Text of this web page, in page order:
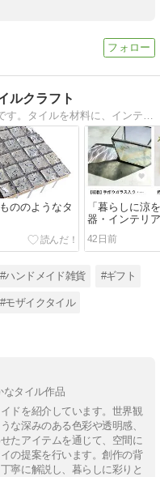
ルクラフト
ののようなタ
「暮らしに涼
器・インテリ
42日前
#ハンドメイド雑貨 #ギフト
#モザイクタイル
なタイル作品
ドを紹介しています。世界観
な深みのある色彩や透明感、
たアイテムを通じて、空間に
の提案を行います。創作の背
寧に解説し、暮らしに彩りと